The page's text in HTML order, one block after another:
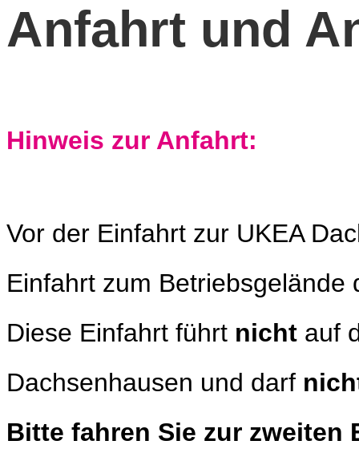
Anfahrt und
Hinweis zur Anfahrt:
Vor der Einfahrt zur UKEA
Einfahrt zum Betriebsgelände
Diese Einfahrt führt nicht auf
Dachsenhausen und darf
Bitte fahren Sie zur zweiten